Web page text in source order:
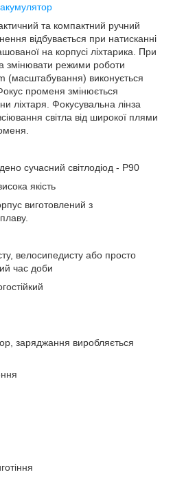
акумулятор
та компактний ручний
відбувається при натисканні
на корпусі ліхтарика. При
змінювати режими роботи
(масштабування) виконується
променя змінюється
ліхтаря. Фокусувальна лінза
світла від широкої плями
сучасний світлодіод - P90
якість
виготовлений з
велосипедисту або просто
час доби
заряджання виробляється